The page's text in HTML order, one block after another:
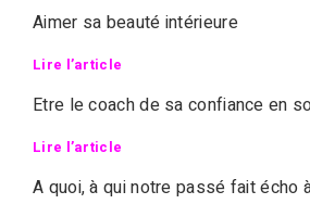
Aimer sa beauté intérieure
Lire l’article
Etre le coach de sa confiance en
Lire l’article
A quoi, à qui notre passé fait écho